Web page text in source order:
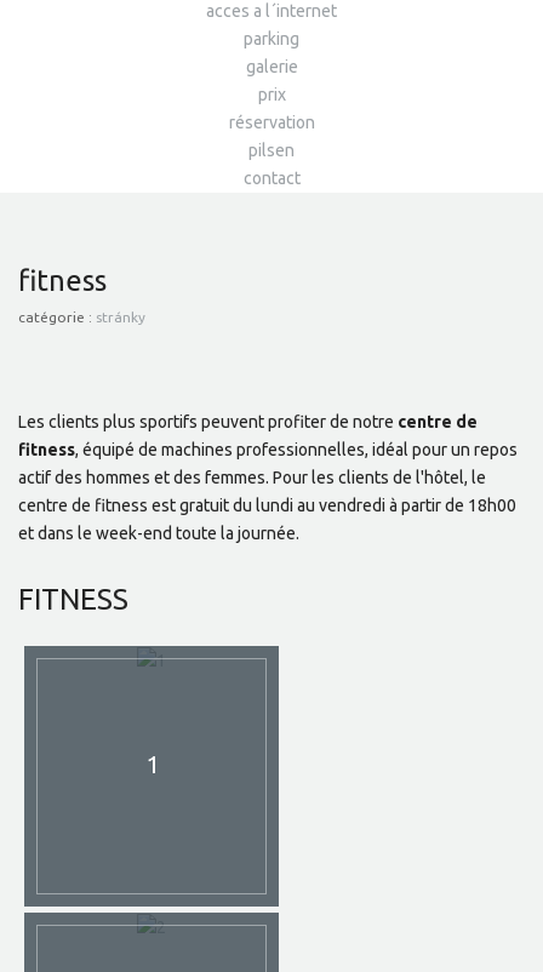
acces a l´internet
parking
galerie
prix
réservation
pilsen
contact
fitness
catégorie : stránky
Les clients plus sportifs peuvent profiter de notre centre de
fitness, équipé de machines professionnelles, idéal pour un repos
actif des hommes et des femmes. Pour les clients de l'hôtel, le
centre de fitness est gratuit du lundi au vendredi à partir de 18h00
et dans le week-end toute la journée.
FITNESS
1